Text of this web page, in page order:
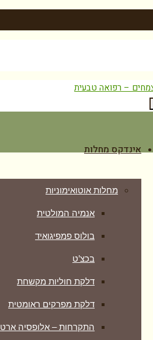
אינדקס מחלות
מחלות אוטואימוניות
אנמיה המולטית
בולוס פמפיגואיד
בכצ’ט
דלקת חוליות מקשחת
דלקת מפרקים ראומטית
התקרחות – אלופסיה